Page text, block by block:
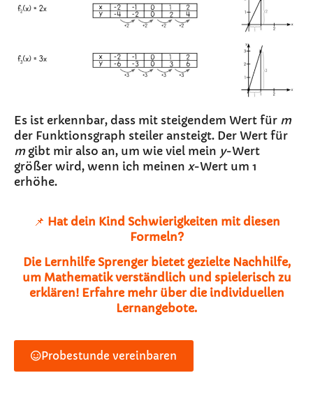
Es ist erkennbar, dass mit steigendem Wert für m
der Funktionsgraph steiler ansteigt. Der Wert für
mgibt mir also an, um wie viel mein y-Wert
größer wird, wenn ich meinen x-Wert um 1
erhöhe.
📌 Hat dein Kind Schwierigkeiten mit diesen
Formeln?
Die Lernhilfe Sprenger bietet gezielte Nachhilfe,
um Mathematik verständlich und spielerisch zu
erklären! Erfahre mehr über die individuellen
Lernangebote.
Probestunde vereinbaren